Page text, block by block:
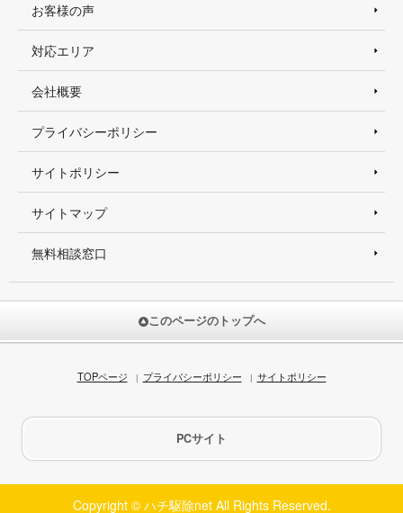
お客様の声
対応エリア
会社概要
プライバシーポリシー
サイトポリシー
サイトマップ
無料相談窓口
このページのトップへ
TOPページ プライバシーポリシー サイトポリシー
PCサイト
Copyright © ハチ駆除net All Rights Reserved.